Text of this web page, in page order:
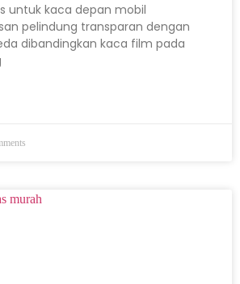
untuk kaca depan mobil
pelindung transparan dengan
dibandingkan kaca film pada